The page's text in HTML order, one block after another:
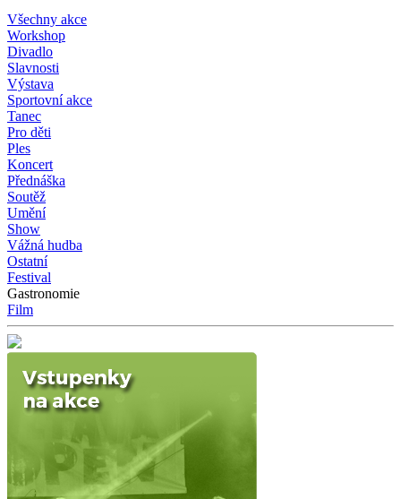
Všechny akce
Workshop
Divadlo
Slavnosti
Výstava
Sportovní akce
Tanec
Pro děti
Ples
Koncert
Přednáška
Soutěž
Umění
Show
Vážná hudba
Ostatní
Festival
Gastronomie
Film